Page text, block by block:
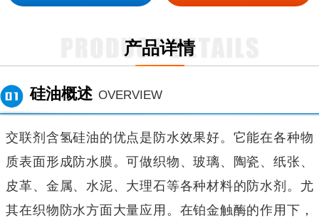
产品详情
硅油概述 OVERVIEW
交联剂含氢硅油的优点是防水效果好。它能在各种物
质表面形成防水膜。可做织物、玻璃、陶瓷、纸张、
皮革、金属、水泥、大理石等各种材料的防水剂。尤
其在织物防水方面大量应用。在铂金触酶的作用下，